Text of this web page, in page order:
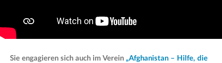
Sie engagieren sich auch im Verein „Afghanistan – Hilfe, die